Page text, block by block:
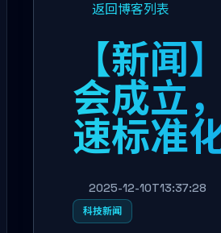
返回博客列表
【新闻
会成立
速标准
2025-12-10T13:37:28
科技新闻